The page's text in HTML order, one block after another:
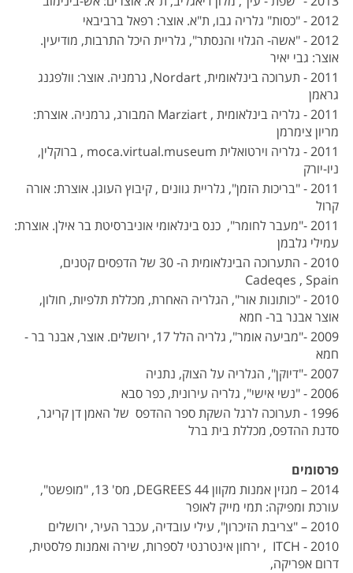
2012 - "כסות" גלריה גבו, ת"א. אוצר: רפאל ברביבאי
2012 - "אשה- הגלוי והנסתר", גלריית היכל התרבות, מודיעין.
אוצר: גבי יאיר
2011 - תערוכה בינלאומית, Nordart, גרמניה. אוצר: וולפגנג
גראמן
2011 - גלריה בינלאומית , Marziart המבורג, גרמניה. אוצרת:
מריון צימרמן
2011 - גלריה וירטואלית moca.virtual.museum , ברוקלין,
ניו-יורק
2011 - "בריכות הזמן", גלריית גוונים , קיבוץ העוגן. אוצרת: אורה
קרול
2011 -"מעבר לחומר", כנס בינלאומי אוניברסיטת בר אילן. אוצרת:
עמילי גלבמן
2010 - התערוכה הבינלאומית ה- 30 של הדפסים קטנים,
Cadeqes , Spain
2010 - "כותונות אור", הגלריה האחרת, מכללת תלפיות, חולון,
אוצר אבנר בר- חמא
2009 -"מביעה אומר", גלריה הלל 17, ירושלים. אוצר, אבנר בר -
חמא
2007 -"דיוקן", הגלריה על הצוק, נתניה
2006 - "נשי אישי", גלריה עירונית, כפר סבא
1996 - תערוכה לרגל השקת ספר ההדפס של האמן דן קריגר,
סדנת ההדפס, מכללת בית ברל
פרסומים
2014 – מגזין אמנות מקוון 44 DEGREES, מס' 13, "מופשט",
עורכת ומפיקה: תמי מייק לאופר
2010 – "צריבת הזיכרון", עילי עובדיה, עכבר העיר, ירושלים
2010 - ITCH , ירחון אינטרנטי לספרות, שירה ואמנות פלסטית,
דרום אפריקה,